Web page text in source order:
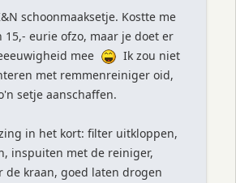
schoonmaaksetje. Kostte me
15,- eurie ofzo, maar je doet er
mee
Ik zou niet
met remmenreiniger oid,
setje aanschaffen.
in het kort: filter uitkloppen,
inspuiten met de reiniger,
de kraan, goed laten drogen